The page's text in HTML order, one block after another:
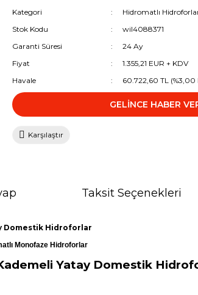
Kategori
Hidromatlı
Stok Kodu
wil4088371
Garanti Süresi
24 Ay
Fiyat
1.355,21 EUR + KDV
Havale
60.722,60 TL
GELİNCE HABER
Karşılaştır
Taksit Seçenekleri
Domestik Hidroforlar
Monofaze Hidroforlar
Yatay Domestik